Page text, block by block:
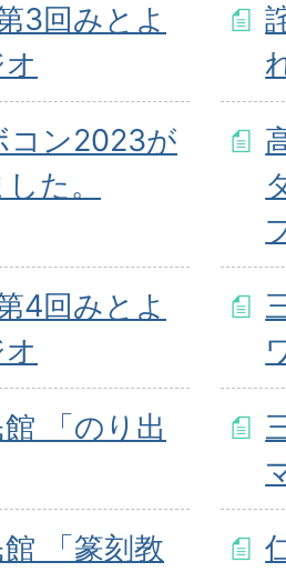
3回みとよ
コン2023が
た。
4回みとよ
「のり出
「篆刻教